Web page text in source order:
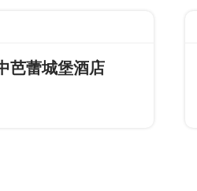
芭蕾城堡酒店